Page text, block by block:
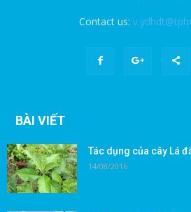
Contact us:
BÀI VIẾT
Tác dụng của cây Lá
14/08/2016